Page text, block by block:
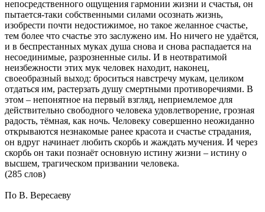
непосредственного ощущения гармонии жизни и счастья, он
пытается-таки собственными силами осознать жизнь,
изобрести почти недостижимое, но такое желанное счастье,
тем более что счастье это заслужено им. Но ничего не удаётся,
и в беспрестанных муках душа снова и снова распадается на
несоединимые, разрозненные силы. И в неотвратимой
неизбежности этих мук человек находит, наконец,
своеобразный выход: броситься навстречу мукам, целиком
отдаться им, растерзать душу смертными противоречиями. В
этом – непонятное на первый взгляд, неприемлемое для
действительно свободного человека удовлетворение, грозная
радость, тёмная, как ночь. Человеку совершенно неожиданно
открываются незнакомые ранее красота и счастье страдания,
он вдруг начинает любить скорбь и жаждать мучения. И через
скорбь он таки познаёт основную истину жизни – истину о
высшем, трагическом призвании человека.
(285 слов)
По В. Вересаеву